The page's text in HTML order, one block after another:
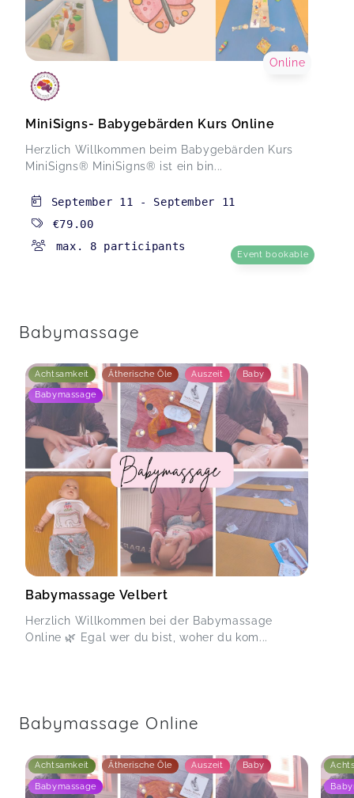
MiniSigns- Babygebärden Kurs Online
Herzlich Willkommen beim Babygebärden Kurs
MiniSigns® MiniSigns® ist ein bin...
Online
September 11 - September 11
€79.00
max. 8 participants
Event bookable
Babymassage
Achtsamkeit Ätherische Öle Auszeit Baby
Babymassage
Babymassage Velbert
Herzlich Willkommen bei der Babymassage
Online 🌿 Egal wer du bist, woher du kom...
Babymassage Online
Achtsamkeit Ätherische Öle Auszeit Baby
Babymassage